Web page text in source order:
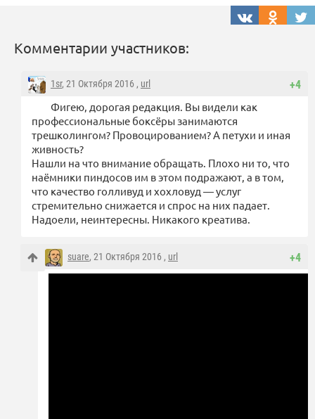
Комментарии участников:
+4
1sr, 21 Октября 2016 , url
Фигею, дорогая редакция. Вы видели как
профессиональные боксёры занимаются
трешколингом? Провоцированием? А петухи и иная
живность?
Нашли на что внимание обращать. Плохо ни то, что
наёмники пиндосов им в этом подражают, а в том,
что качество голливуд и хохловуд — услуг
стремительно снижается и спрос на них падает.
Надоели, неинтересны. Никакого креатива.
+4
suare, 21 Октября 2016 , url